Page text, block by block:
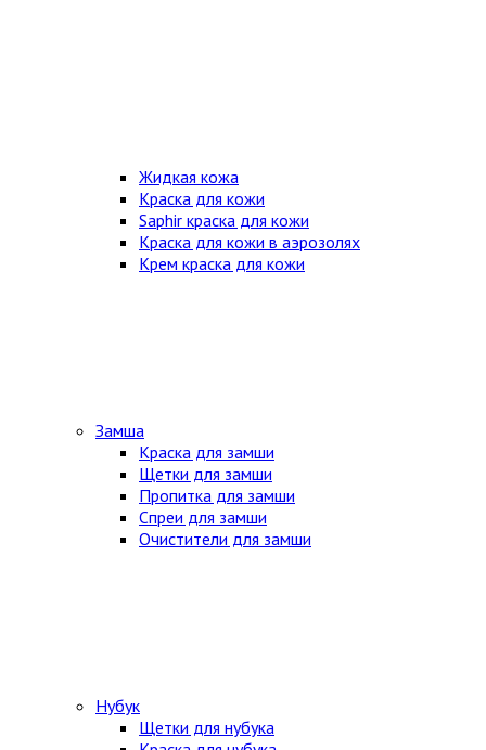
Жидкая кожа
Краска для кожи
Saphir краска для кожи
Краска для кожи в аэрозолях
Крем краска для кожи
Замша
Краска для замши
Щетки для замши
Пропитка для замши
Спреи для замши
Очистители для замши
Нубук
Щетки для нубука